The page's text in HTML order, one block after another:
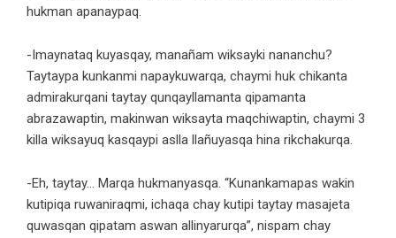
hukman apanaypaq.
-Imaynataq kuyasqay, manañam wiksayki nananchu?
Taytaypa kunkanmi napaykuwarqa, chaymi huk chikanta
admirakurqani taytay qunqayllamanta qipamanta
abrazawaptin, makinwan wiksayta maqchiwaptin, chaymi 3
killa wiksayuq kasqaypi aslla llañuyasqa hina rikchakurqa.
-Eh, taytay… Marqa hukmanyasqa. “Kunankamapas wakin
kutipiqa ruwaniraqmi, ichaqa chay kutipi taytay masajeta
quwasqan qipatam aswan allinyarurqa”, nispam chay